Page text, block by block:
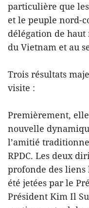
particulière que
et le peuple nord-
délégation de
du Vietnam et au
Trois résultats
visite :
Premièrement,
nouvelle
l’amitié
RPDC. Les deux
profonde des liens
été jetées par le
Président Kim Il